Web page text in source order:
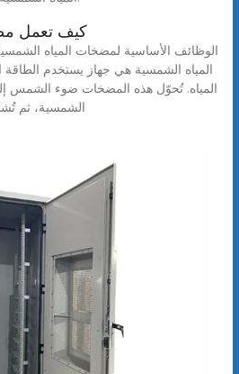
كيف تعمل
المياه الشمسية هي جهاز يستخدم
المياه. تُحوّل هذه المضخات ضوء الشمس
الشمسية، ثم